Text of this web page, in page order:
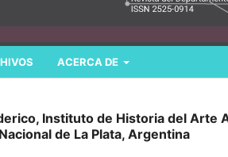
ACERCA DE
Instituto de Historia del Arte
de La Plata, Argentina